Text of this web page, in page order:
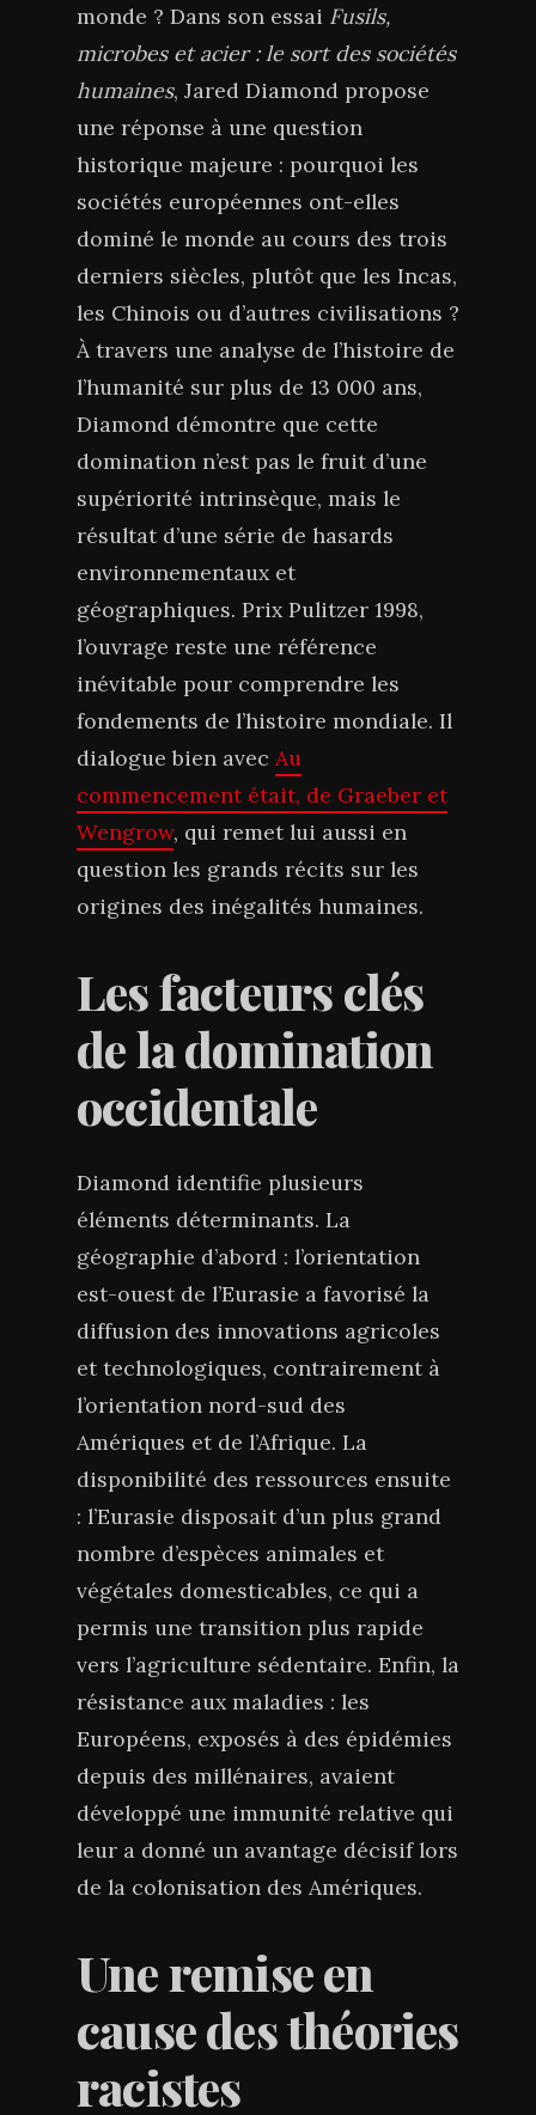
monde ? Dans son essai Fusils,
microbes et acier : le sort des sociétés
humaines, Jared Diamond propose
une réponse à une question
historique majeure : pourquoi les
sociétés européennes ont-elles
dominé le monde au cours des trois
derniers siècles, plutôt que les Incas,
les Chinois ou d’autres civilisations ?
À travers une analyse de l’histoire de
l’humanité sur plus de 13 000 ans,
Diamond démontre que cette
domination n’est pas le fruit d’une
supériorité intrinsèque, mais le
résultat d’une série de hasards
environnementaux et
géographiques. Prix Pulitzer 1998,
l’ouvrage reste une référence
inévitable pour comprendre les
fondements de l’histoire mondiale. Il
dialogue bien avec Au
commencement était, de Graeber et
Wengrow, qui remet lui aussi en
question les grands récits sur les
origines des inégalités humaines.
Les facteurs clés
de la domination
occidentale
Diamond identifie plusieurs
éléments déterminants. La
géographie d’abord : l’orientation
est-ouest de l’Eurasie a favorisé la
diffusion des innovations agricoles
et technologiques, contrairement à
l’orientation nord-sud des
Amériques et de l’Afrique. La
disponibilité des ressources ensuite
: l’Eurasie disposait d’un plus grand
nombre d’espèces animales et
végétales domesticables, ce qui a
permis une transition plus rapide
vers l’agriculture sédentaire. Enfin, la
résistance aux maladies : les
Européens, exposés à des épidémies
depuis des millénaires, avaient
développé une immunité relative qui
leur a donné un avantage décisif lors
de la colonisation des Amériques.
Une remise en
cause des théories
racistes